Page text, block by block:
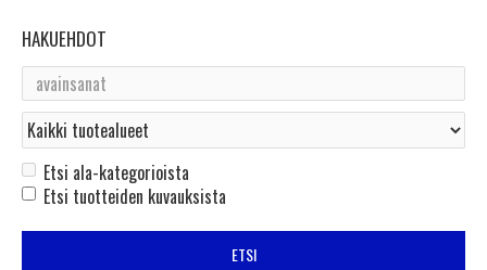
HAKUEHDOT
Etsi ala-kategorioista
Etsi tuotteiden kuvauksista
ETSI